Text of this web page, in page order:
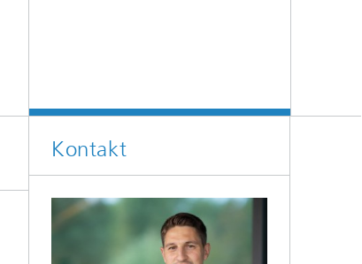
Kontakt